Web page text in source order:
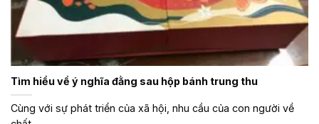
Tìm hiểu về ý nghĩa đằng sau hộp bánh trung thu
Cùng với sự phát triển của xã hội, nhu cầu của con người về